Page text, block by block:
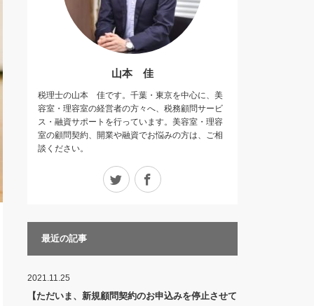
山本 佳
税理士の山本 佳です。千葉・東京を中心に、美
容室・理容室の経営者の方々へ、税務顧問サービ
ス・融資サポートを行っています。美容室・理容
室の顧問契約、開業や融資でお悩みの方は、ご相
談ください。
Twitter
最近の記事
2021.11.25
【ただいま、新規顧問契約のお申込みを停止させて